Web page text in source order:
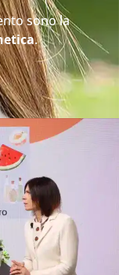
sono la
.